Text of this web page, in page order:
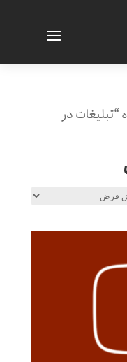
در